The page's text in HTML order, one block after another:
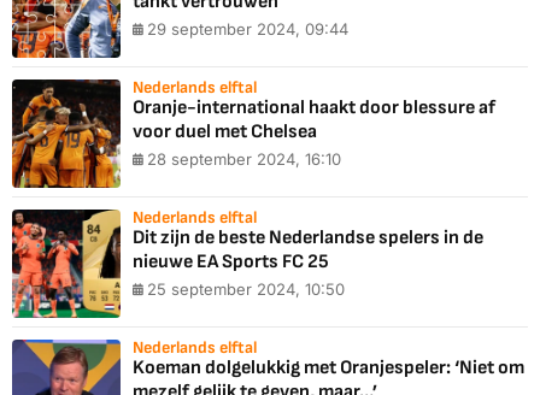
29 september 2024, 09:44
Nederlands elftal
Oranje-international haakt door blessure af
voor duel met Chelsea
28 september 2024, 16:10
Nederlands elftal
Dit zijn de beste Nederlandse spelers in de
nieuwe EA Sports FC 25
25 september 2024, 10:50
Nederlands elftal
Koeman dolgelukkig met Oranjespeler: ‘Niet om